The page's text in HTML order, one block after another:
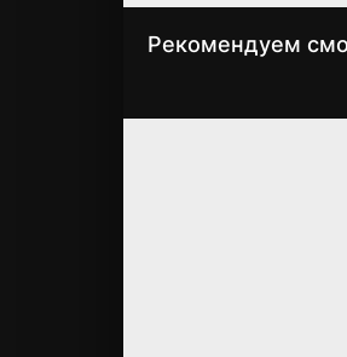
Рекомендуем